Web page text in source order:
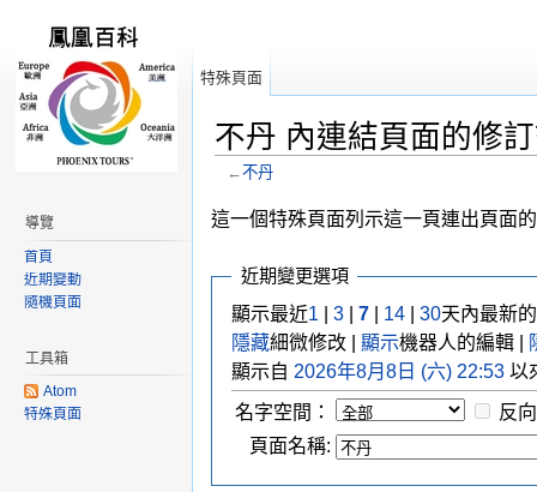
不丹 內連結頁面的修
←不丹
這一個特殊頁面列示這一頁連出頁面
近期變更選項
顯示最近1 3 7 14 30天內最新的
隱藏細微修改 | 顯示機器人的編輯 |
顯示自 2026年8月8日 (六) 22:53 以
名字空間：
反
頁面名稱:
特殊頁面
導覽
首頁
近期變動
隨機頁面
工具箱
Atom
特殊頁面